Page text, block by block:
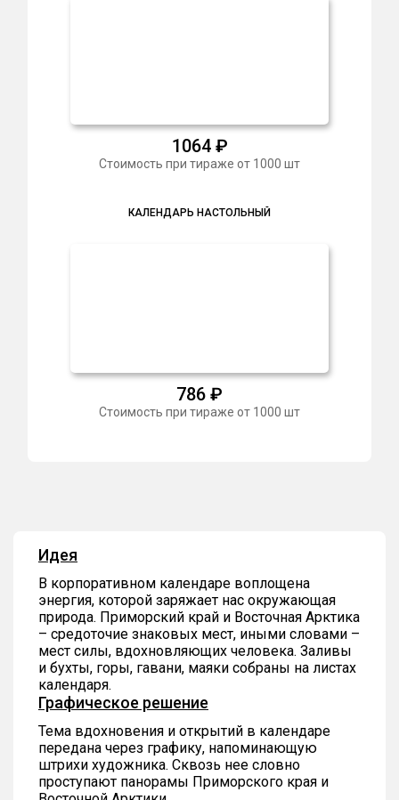
1064₽
Стоимость при тираже от 1000 шт
КАЛЕНДАРЬ НАСТОЛЬНЫЙ
786 ₽
Стоимость при тираже от 1000 шт
Идея
В корпоративном календаре воплощена
энергия, которой заряжает нас окружающая
природа. Приморский край и Восточная Арктика
– средоточие знаковых мест, иными словами –
мест силы, вдохновляющих человека. Заливы
и бухты, горы, гавани, маяки собраны на листах
календаря.
Графическое решение
Тема вдохновения и открытий в календаре
передана через графику, напоминающую
штрихи художника. Сквозь нее словно
проступают панорамы Приморского края и